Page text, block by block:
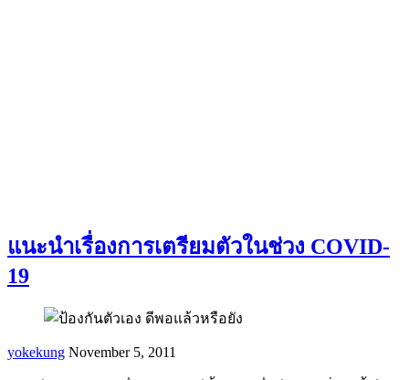
แนะนำเรื่องการเตรียมตัวในช่วง COVID-
19
yokekung November 5, 2011